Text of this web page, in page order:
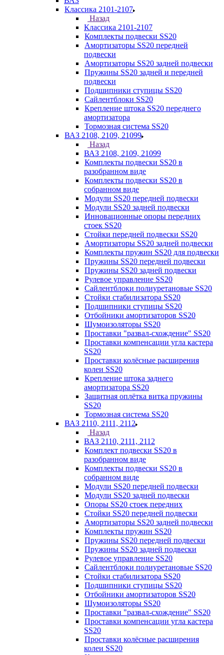
Классика 2101-2107
Назад
Классика 2101-2107
Комплекты подвески SS20
Амортизаторы SS20 передней
подвески
Амортизаторы SS20 задней подвески
Пружины SS20 задней и передней
подвески
Подшипники ступицы SS20
Сайлентблоки SS20
Крепление штока SS20 переднего
амортизатора
Тормозная система SS20
ВАЗ 2108, 2109, 21099
Назад
ВАЗ 2108, 2109, 21099
Комплекты подвески SS20 в
разобранном виде
Комплекты подвески SS20 в
собранном виде
Модули SS20 передней подвески
Модули SS20 задней подвески
Инновационные опоры передних
стоек SS20
Стойки передней подвески SS20
Амортизаторы SS20 задней подвески
Комплекты пружин SS20 для подвески
Пружины SS20 передней подвески
Пружины SS20 задней подвески
Рулевое управление SS20
Сайлентблоки полиуретановые SS20
Стойки стабилизатора SS20
Подшипники ступицы SS20
Отбойники амортизаторов SS20
Шумоизоляторы SS20
Проставки "развал-схождение" SS20
Проставки компенсации угла кастера
SS20
Проставки колёсные расширения
колеи SS20
Крепление штока заднего
амортизатора SS20
Защитная оплётка витка пружины
SS20
Тормозная система SS20
ВАЗ 2110, 2111, 2112
Назад
ВАЗ 2110, 2111, 2112
Комплект подвески SS20 в
разобранном виде
Комплекты подвески SS20 в
собранном виде
Модули SS20 передней подвески
Модули SS20 задней подвески
Опоры SS20 стоек передних
Стойки SS20 передней подвески
Амортизаторы SS20 задней подвески
Комплекты пружин SS20
Пружины SS20 передней подвески
Пружины SS20 задней подвески
Рулевое управление SS20
Сайлентблоки полиуретановые SS20
Стойки стабилизатора SS20
Подшипники ступицы SS20
Отбойники амортизаторов SS20
Шумоизоляторы SS20
Проставки "развал-схождение" SS20
Проставки компенсации угла кастера
SS20
Проставки колёсные расширения
колеи SS20